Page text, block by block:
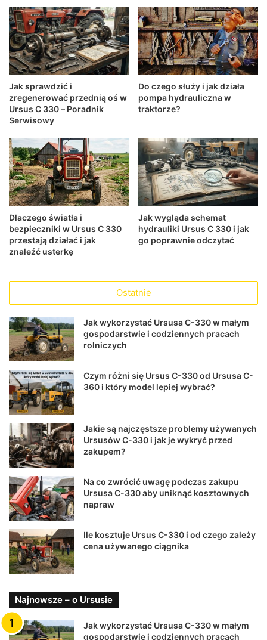
Jak sprawdzić i
zregenerować przednią oś w
Ursus C 330 – Poradnik
Serwisowy
Do czego służy i jak działa
pompa hydrauliczna w
traktorze?
Dlaczego światła i
bezpieczniki w Ursus C 330
przestają działać i jak
znaleźć usterkę
Jak wygląda schemat
hydrauliki Ursus C 330 i jak
go poprawnie odczytać
Ostatnie
Jak wykorzystać Ursusa C-330 w małym
gospodarstwie i codziennych pracach
rolniczych
Czym różni się Ursus C-330 od Ursusa C-
360 i który model lepiej wybrać?
Jakie są najczęstsze problemy używanych
Ursusów C-330 i jak je wykryć przed
zakupem?
Na co zwrócić uwagę podczas zakupu
Ursusa C-330 aby uniknąć kosztownych
napraw
Ile kosztuje Ursus C-330 i od czego zależy
cena używanego ciągnika
Najnowsze – o Ursusie
Jak wykorzystać Ursusa C-330 w małym
gospodarstwie i codziennych pracach